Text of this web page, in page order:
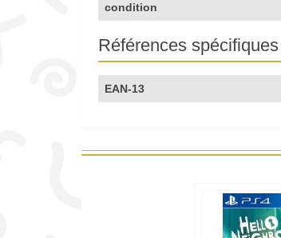
condition
Références spécifiques
EAN-13